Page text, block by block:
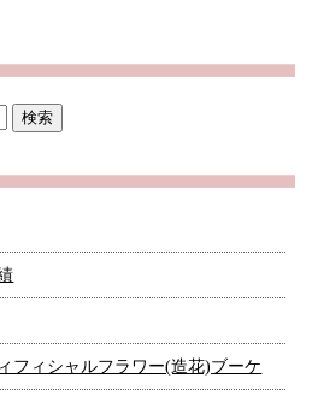
フィシャルフラワー(造花)ブーケ